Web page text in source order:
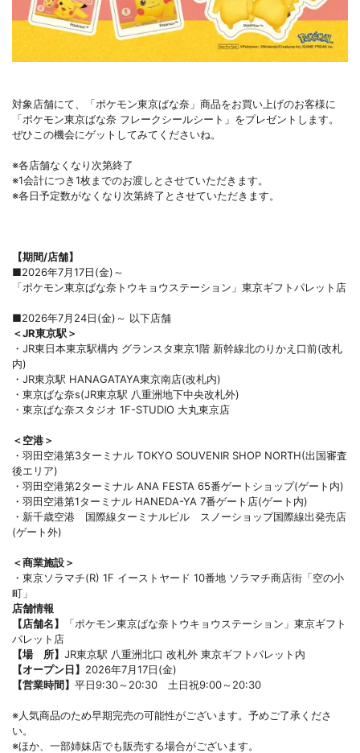
対象店舗にて、「ポケモン東京ばな奈」商品をお買い上げのお客様に
「ポケモン東京ばな奈 フレークシールシート」をプレゼントします。
ぜひこの機会にゲットしてみてくださいね。
※各店舗なくなり次第終了
※1会計につき1枚までのお渡しとさせていただきます。
※各日予定数がなくなり次第終了とさせていただきます。
【期間/店舗】
■2026年7月17日(金)～
「ポケモン東京ばな奈トウキョウステーション」東京ギフトパレット店
■2026年7月24日(金)～ 以下店舗
＜JR東京駅＞
・JR東日本東京駅構内 グランスタ東京1階 新幹線北のりかえ口前(改札
内)
・JR東京駅 HANAGATAYA東京南店(改札内)
・東京ばな奈s(JR東京駅 八重洲地下中央改札外)
・東京ばな奈スタジオ 1F-STUDIO 大丸東京店
＜空港＞
・羽田空港第3ターミナル TOKYO SOUVENIR SHOP NORTH(出国審査
後エリア)
・羽田空港第2ターミナル ANA FESTA 65番ゲートショップ(ゲート内)
・羽田空港第1ターミナル HANEDA-YA 7番ゲート店(ゲート内)
・新千歳空港 国際線ターミナルビル スノーショップ国際線出発売店
(ゲート外)
＜商業施設＞
・東京ソラマチ(R) 1F イーストヤード 10番地 ソラマチ商店街「空の小
町」
店舗情報
【店舗名】
「ポケモン東京ばな奈トウキョウステーション」東京ギフト
パレット店
【場 所】 JR東京駅 八重洲北口 改札外 東京ギフトパレット内
【オープン日】 2026年7月17日(金)
【営業時間】 平日9:30～20:30 土日祝9:00～20:30
※人気商品のため早期完売の可能性がございます。予めご了承くださ
い。
※ほか、一部姉妹店でも販売する場合がございます。